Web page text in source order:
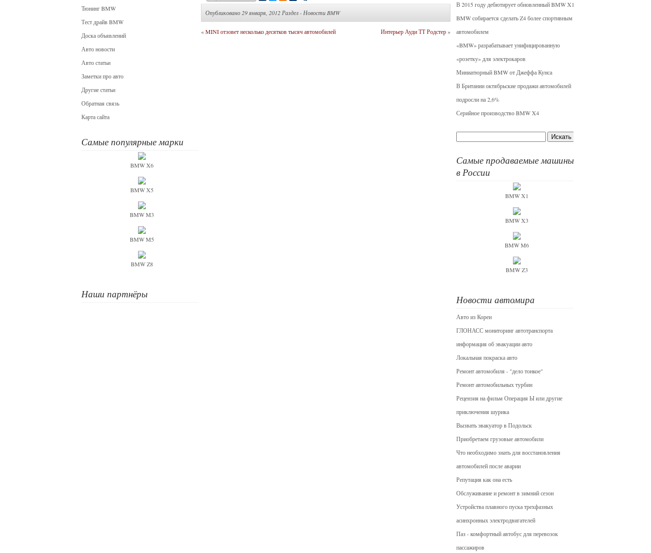
Тюнинг BMW
Тест драйв BMW
Доска объявлений
Авто новости
Авто статьи
Заметки про авто
Другие статьи
Обратная связь
Карта сайта
Самые популярные марки
BMW X6
BMW X5
BMW M3
BMW M5
BMW Z8
Наши партнёры
В 2015 году дебютирует обновленный BMW X1
BMW собирается сделать Z4 более спортивным
автомобилем
«BMW» разрабатывает унифицированную
«розетку» для электрокаров
Миниатюрный BMW от Джеффа Кунса
В Британии октябрьские продажи автомобилей
подросли на 2,6%
Серийное производство BMW X4
Самые продаваемые машины
в России
BMW X1
BMW X3
BMW M6
BMW Z3
Новости автомира
Авто из Кореи
ГЛОНАСС мониторинг автотранспорта
информация об эвакуации авто
Локальная покраска авто
Ремонт автомобиля - "дело тонкое"
Ремонт автомобильных турбин
Рецензия на фильм Операция Ы или другие
приключения шурика
Вызвать эвакуатор в Подольск
Приобретаем грузовые автомобили
Что необходимо знать для восстановления
автомобилей после аварии
Репутация как она есть
Обслуживание и ремонт в зимний сезон
Устройства плавного пуска трехфазных
асинхронных электродвигателей
Паз - комфортный автобус для перевозок
пассажиров
Опубликовано 29 января, 2012 Раздел - Новости BMW
«MINI отзовет несколько десятков тысяч автомобилей Интерьер Ауди ТТ Родстер»